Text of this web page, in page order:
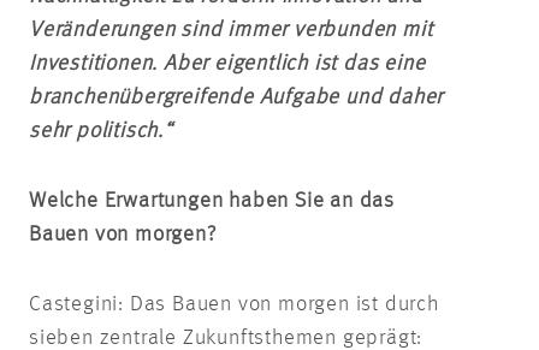
Veränderungen sind immer verbunden mit
Investitionen. Aber eigentlich ist das eine
branchenübergreifende Aufgabe und daher
sehr politisch.“
Welche Erwartungen haben Sie an das
Bauen von morgen?
Castegini: Das Bauen von morgen ist durch
sieben zentrale Zukunftsthemen geprägt: